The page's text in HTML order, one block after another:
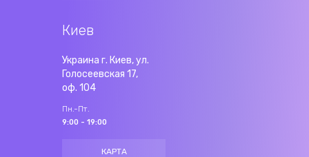
Киев
Украина г. Киев, ул.
Голосеевская 17,
оф. 104
Пн.-Пт.
9:00 - 19:00
КАРТА